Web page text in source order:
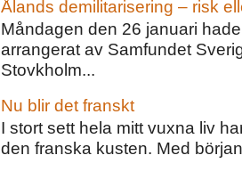
Ålands demilitarisering – risk
Måndagen den 26 januari
arrangerat av Samfundet
Stovkholm...
Nu blir det franskt
I stort sett hela mitt vuxna liv
den franska kusten. Med